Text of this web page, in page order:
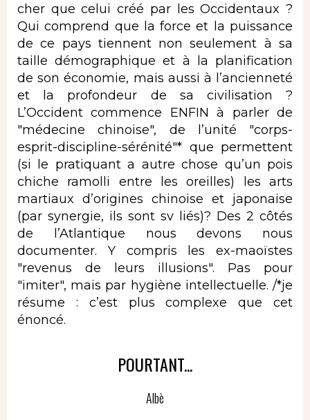
cher que celui créé par les Occidentaux ?
Qui comprend que la force et la puissance
de ce pays tiennent non seulement à sa
taille démographique et à la planification
de son économie, mais aussi à l’ancienneté
et la profondeur de sa civilisation ?
L’Occident commence ENFIN à parler de
"médecine chinoise", de l’unité "corps-
esprit-discipline-sérénité"* que permettent
(si le pratiquant a autre chose qu’un pois
chiche ramolli entre les oreilles) les arts
martiaux d’origines chinoise et japonaise
(par synergie, ils sont sv liés)? Des 2 côtés
de l’Atlantique nous devons nous
documenter. Y compris les ex-maoïstes
"revenus de leurs illusions". Pas pour
"imiter", mais par hygiène intellectuelle. /*je
résume : c’est plus complexe que cet
énoncé.
POURTANT...
Albè